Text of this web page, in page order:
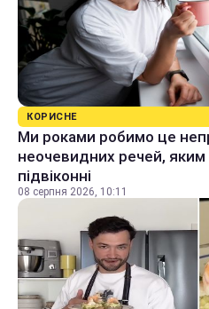
КОРИСНЕ
Ми роками робимо це
неочевидних речей, яким
підвіконні
08 серпня 2026, 10:11